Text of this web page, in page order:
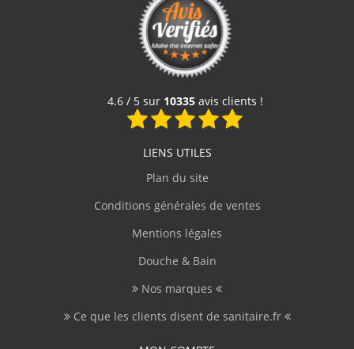
(Février 2026)
"J'ai trouvé facilement mes produits. Livraison
rapide et bien emballé. Merci"
(Février 2026)
Livraison rapide."
(Février 2026)
"Excellent site de e-commerce Produits de
qualité Traitement rapide des commandes"
(Février 2026)
"La navigation sur le site est simple et fluide.
4.6 / 5 sur 10335avis clients !
LIENS UTILES
Plan du site
Conditions générales de ventes
Mentions légales
Douche & Bain
Nos marques
Ce que les clients disent de sanitaire.fr